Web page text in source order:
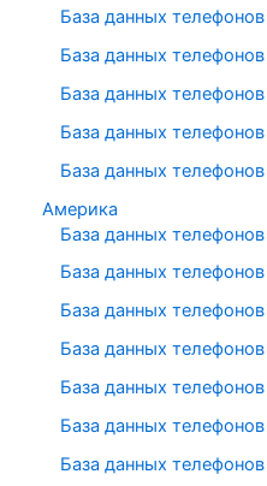
База данных
База данных
База данных
База данных
База данных
Америка
База данных
База данных
База данных
База данных
База данных
База данных
База данных